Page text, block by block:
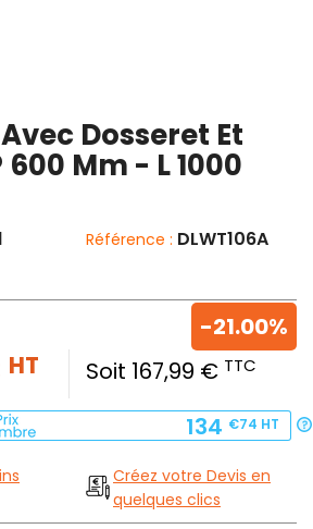
Dosseret Et
Mm - L 1000
Référence : DLWT106A
HT Soit 167,99 € TTC
-21.00%
134 €74 HT
Créez votre Devis en
quelques clics